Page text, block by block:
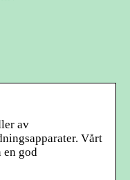
av
Vårt
en god